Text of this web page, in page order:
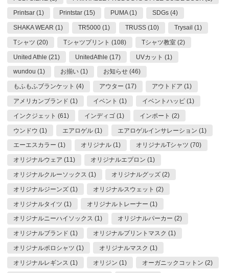
Printsar (1) Printstar (15) PUMA (1) SDGs (4)
SHAKA WEAR (1) TR5000 (1) TRUSS (10) Trysail (1)
Tシャツ (20) Tシャツプリント (108) Tシャツ教室 (2)
United Athle (21) UnitedAthle (17) UVカット (1)
wundou (1) お揃い (1) お知らせ (46)
もふもふブランケット (4) アウター (17) アウトドア (1)
アメリカンブランド (1) イベント (1) イベントハッピ (1)
インクジェット (61) インディゴ (1) インポート (2)
ウンドウ (1) エアロゲル (1) エアロゲルインサレーション (1)
エーエスカラー (1) オリジナル (1) オリジナルTシャツ (70)
オリジナルウェア (11) オリジナルエプロン (1)
オリジナルクルーソックス (1) オリジナルグッズ (2)
オリジナルジーンズ (1) オリジナルスウェット (2)
オリジナルタイツ (1) オリジナルトレーナー (1)
オリジナルニーハイソックス (1) オリジナルパーカー (2)
オリジナルブランド (1) オリジナルプリントマスク (1)
オリジナルポロシャツ (1) オリジナルマスク (1)
オリジナルレギンス (1) オリジン (1) オーガニックコットン (2)